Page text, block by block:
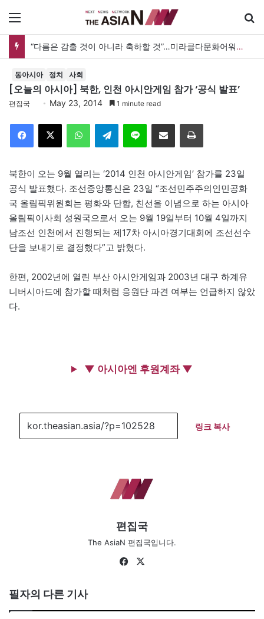
“다름은 감출 것이 아니라 축하할 것”…미라클다문화어워드가 그리는 ‘공존’의 미래
동아시아 정치 사회
[오늘의 아시아] 북한, 인천 아시안게임 참가 ‘공식 발표’
편집국 May 23, 2014 1 minute read
Telegram 이메일
북한이 오는 9월 열리는 ‘2014 인천 아시안게임’ 참가를 23일
공식 발표했다. 조선중앙통신은 23일 “조선민주주의인민공화
국 올림픽위원회는 평화와 단합, 친선을 이념으로 하는 아시아
올림픽이사회 성원국으로서 오는 9월 19일부터 10월 4일까지
남조선 인천에서 진행되는 제17차 아시아경기대회에 조선선수
단을 보내기로 결정했다”고 밝혔다.
한편, 2002년에 열린 부산 아시안게임과 2003년 대구 하계유
니버시아드에 참가할 때처럼 응원단 파견 여부는 언급하지 않았
다.
▼ 아시아엔 후원계좌 ▼
링크 복사
편집국
The AsiaN 편집국입니다.
Fa
필자의 다른 기사